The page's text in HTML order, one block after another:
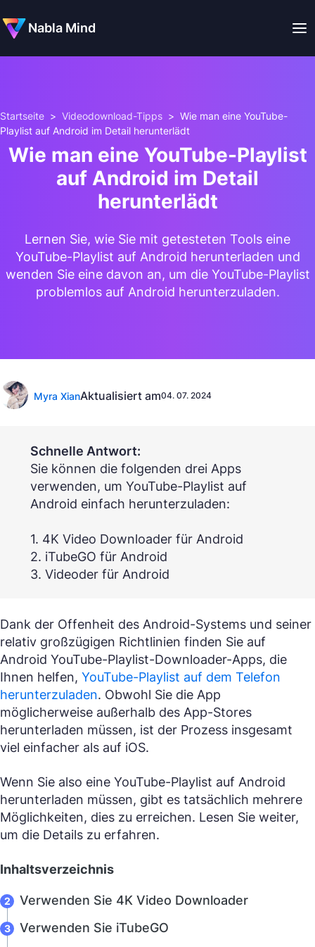
Nabla Mind
Startseite > Videodownload-Tipps > Wie man eine YouTube-
Playlist auf Android im Detail herunterlädt
Wie man eine YouTube-Playlist
auf Android im Detail
herunterlädt
Lernen Sie, wie Sie mit getesteten Tools eine
YouTube-Playlist auf Android herunterladen und
wenden Sie eine davon an, um die YouTube-Playlist
problemlos auf Android herunterzuladen.
Myra XianAktualisiert am04. 07. 2024
Schnelle Antwort:
Sie können die folgenden drei Apps
verwenden, um YouTube-Playlist auf
Android einfach herunterzuladen:
1. 4K Video Downloader für Android
2. iTubeGO für Android
3. Videoder für Android
Dank der Offenheit des Android-Systems und seiner
relativ großzügigen Richtlinien finden Sie auf
Android YouTube-Playlist-Downloader-Apps, die
Ihnen helfen, YouTube-Playlist auf dem Telefon
herunterzuladen. Obwohl Sie die App
möglicherweise außerhalb des App-Stores
herunterladen müssen, ist der Prozess insgesamt
viel einfacher als auf iOS.
Wenn Sie also eine YouTube-Playlist auf Android
herunterladen müssen, gibt es tatsächlich mehrere
Möglichkeiten, dies zu erreichen. Lesen Sie weiter,
um die Details zu erfahren.
Inhaltsverzeichnis
Verwenden Sie 4K Video Downloader
Verwenden Sie iTubeGO